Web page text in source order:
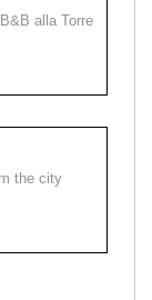
alla Torre
the city